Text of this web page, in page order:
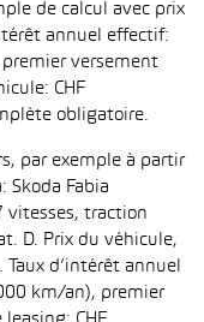
de calcul avec prix
annuel effectif:
versement
CHF
obligatoire.
par exemple à partir
Skoda Fabia
vitesses, traction
D. Prix du véhicule,
d’intérêt annuel
km/an), premier